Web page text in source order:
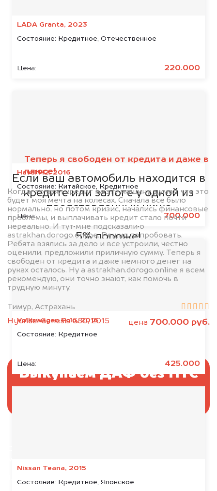
LADA Granta, 2023
Состояние: Кредитное, Отечественное
Цена: 220.000
Haval H2, 2016
Состояние: Китайское, Кредитное
Цена: 700.000
Volkswagen Polo, 2016
Состояние: Кредитное
Цена: 425.000
Nissan Teana, 2015
Состояние: Кредитное, Японское
Теперь я свободен от кредита и даже в
плюсе!
Когда-то взял кредит на эту машину, думал, что это
будет моя мечта на колесах. Сначала все было
нормально, но потом кризис, начались финансовые
проблемы, и выплачивать кредит стало почти
нереально. И тут мне подсказали о
astrakhan.dorogo.online. Решил попробовать.
Ребята взялись за дело и все устроили, честно
оценили, предложили приличную сумму. Теперь я
свободен от кредита и даже немного денег на
руках осталось. Ну а astrakhan.dorogo.online я всем
рекомендую, они точно знают, как помочь в
трудную минуту.
Тимур, Астрахань
Hyundai Genesis G80, 2015
цена 700.000 руб.
банками
Если ваш автомобиль находится в
кредите или залоге у одной из
представленных ниже
организаций, то мы купим его на
5% дороже!
Выкупаем ДАФ без ПТС
1. Сфотографируйте машину: